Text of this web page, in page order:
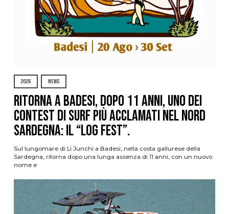
2026 NEWS
Ritorna a Badesi, dopo 11 anni, uno dei
contest di surf più acclamati nel nord
Sardegna: il “Log Fest”.
Sul lungomare di Li Junchi a Badesi, nella costa gallurese della
Sardegna, ritorna dopo una lunga assenza di 11 anni, con un nuovo
nome e